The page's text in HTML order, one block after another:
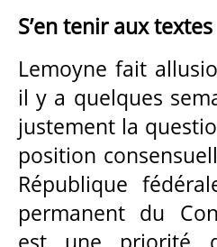
S’en tenir aux textes
Lemoyne fait
il y a quelques
justement la
position
République
permanent du